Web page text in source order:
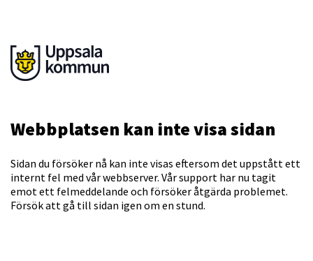
Webbplatsen kan inte visa sidan
Sidan du försöker nå kan inte visas eftersom det uppstått ett
internt fel med vår webbserver. Vår support har nu tagit
emot ett felmeddelande och försöker åtgärda problemet.
Försök att gå till sidan igen om en stund.